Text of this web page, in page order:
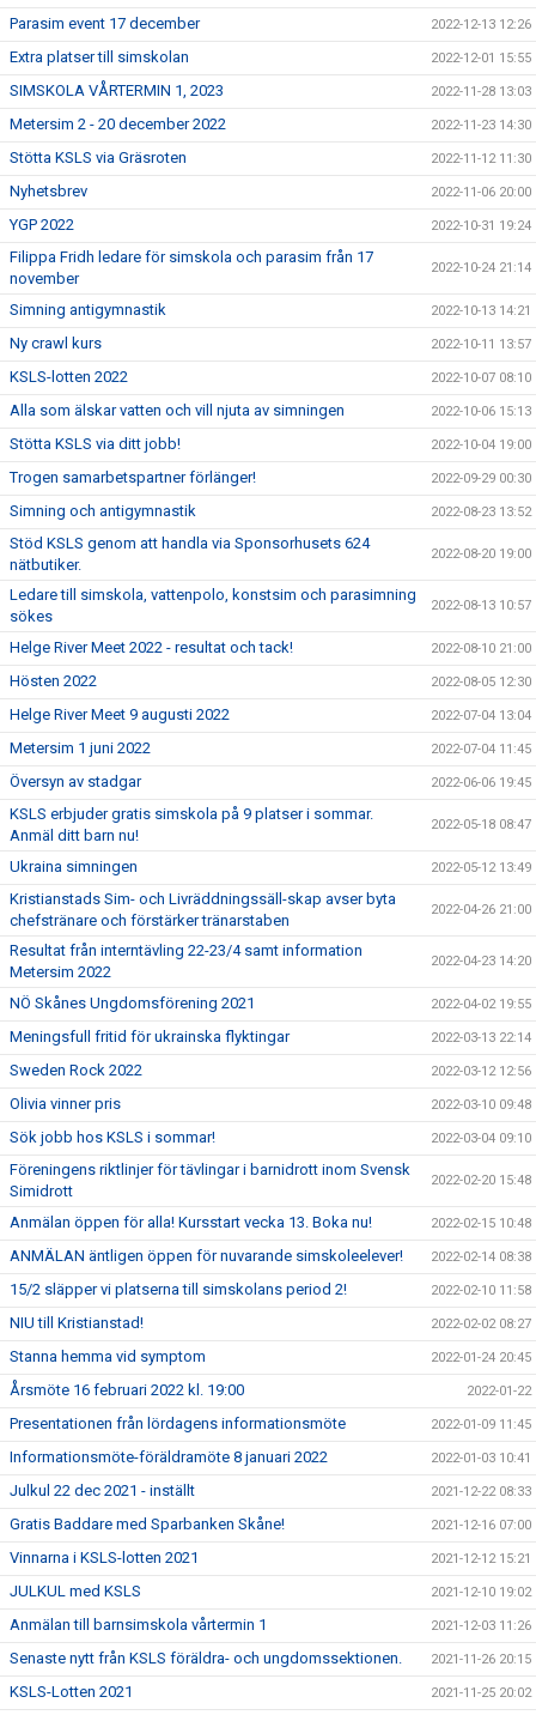
Parasim event 17 december 2022-12-13 12:26
Extra platser till simskolan 2022-12-01 15:55
SIMSKOLA VÅRTERMIN 1, 2023 2022-11-28 13:03
Metersim 2 - 20 december 2022 2022-11-23 14:30
Stötta KSLS via Gräsroten 2022-11-12 11:30
Nyhetsbrev 2022-11-06 20:00
YGP 2022 2022-10-31 19:24
Filippa Fridh ledare för simskola och parasim från 17
november
2022-10-24 21:14
Simning antigymnastik 2022-10-13 14:21
Ny crawl kurs 2022-10-11 13:57
KSLS-lotten 2022 2022-10-07 08:10
Alla som älskar vatten och vill njuta av simningen 2022-10-06 15:13
Stötta KSLS via ditt jobb! 2022-10-04 19:00
Trogen samarbetspartner förlänger! 2022-09-29 00:30
Simning och antigymnastik 2022-08-23 13:52
Stöd KSLS genom att handla via Sponsorhusets 624
nätbutiker.
2022-08-20 19:00
Ledare till simskola, vattenpolo, konstsim och parasimning
sökes
2022-08-13 10:57
Helge River Meet 2022 - resultat och tack! 2022-08-10 21:00
Hösten 2022 2022-08-05 12:30
Helge River Meet 9 augusti 2022 2022-07-04 13:04
Metersim 1 juni 2022 2022-07-04 11:45
Översyn av stadgar 2022-06-06 19:45
KSLS erbjuder gratis simskola på 9 platser i sommar.
Anmäl ditt barn nu!
2022-05-18 08:47
Ukraina simningen 2022-05-12 13:49
Kristianstads Sim- och Livräddningssäll-skap avser byta
chefstränare och förstärker tränarstaben
2022-04-26 21:00
Resultat från interntävling 22-23/4 samt information
Metersim 2022
2022-04-23 14:20
NÖ Skånes Ungdomsförening 2021 2022-04-02 19:55
Meningsfull fritid för ukrainska flyktingar 2022-03-13 22:14
Sweden Rock 2022 2022-03-12 12:56
Olivia vinner pris 2022-03-10 09:48
Sök jobb hos KSLS i sommar! 2022-03-04 09:10
Föreningens riktlinjer för tävlingar i barnidrott inom Svensk
Simidrott
2022-02-20 15:48
Anmälan öppen för alla! Kursstart vecka 13. Boka nu! 2022-02-15 10:48
ANMÄLAN äntligen öppen för nuvarande simskoleelever! 2022-02-14 08:38
15/2 släpper vi platserna till simskolans period 2! 2022-02-10 11:58
NIU till Kristianstad! 2022-02-02 08:27
Stanna hemma vid symptom 2022-01-24 20:45
Årsmöte 16 februari 2022 kl. 19:00 2022-01-22
Presentationen från lördagens informationsmöte 2022-01-09 11:45
Informationsmöte-föräldramöte 8 januari 2022 2022-01-03 10:41
Julkul 22 dec 2021 - inställt 2021-12-22 08:33
Gratis Baddare med Sparbanken Skåne! 2021-12-16 07:00
Vinnarna i KSLS-lotten 2021 2021-12-12 15:21
JULKUL med KSLS 2021-12-10 19:02
Anmälan till barnsimskola vårtermin 1 2021-12-03 11:26
Senaste nytt från KSLS föräldra- och ungdomssektionen. 2021-11-26 20:15
KSLS-Lotten 2021 2021-11-25 20:02